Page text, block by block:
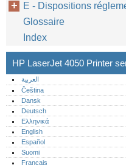
E - Dispositions
Glossaire
Index
HP LaserJet 4050 Printer
العربية
Čeština
Dansk
Deutsch
Ελληνικά
English
Español
Suomi
Français